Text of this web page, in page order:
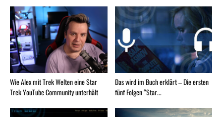
Wie Alex mit Trek Welten eine Star
Trek YouTube Community unterhält
Das wird im Buch erklärt – Die ersten
fünf Folgen “Star...